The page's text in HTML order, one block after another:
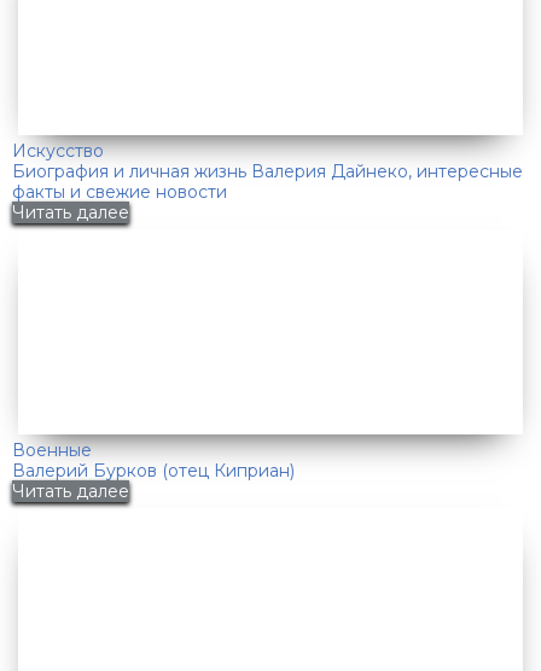
Искусство
Биография и личная жизнь Валерия Дайнеко, интересные
факты и свежие новости
Читать далее
Военные
Валерий Бурков (отец Киприан)
Читать далее